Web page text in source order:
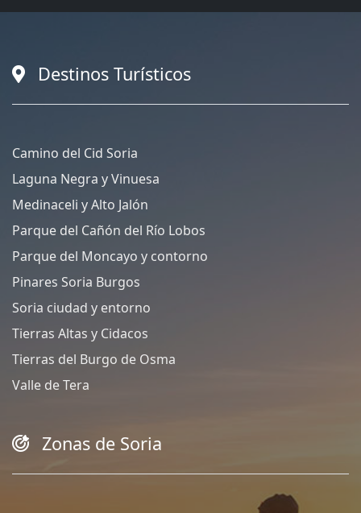
Destinos Turísticos
Camino del Cid Soria
Laguna Negra y Vinuesa
Medinaceli y Alto Jalón
Parque del Cañón del Río Lobos
Parque del Moncayo y contorno
Pinares Soria Burgos
Soria ciudad y entorno
Tierras Altas y Cidacos
Tierras del Burgo de Osma
Valle de Tera
Zonas de Soria